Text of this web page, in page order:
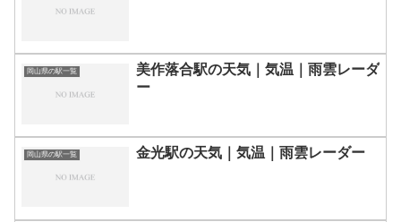
岡山県の駅一覧
美作落合駅の天気｜気温｜雨雲レーダ
ー
岡山県の駅一覧 金光駅の天気｜気温｜雨雲レーダー